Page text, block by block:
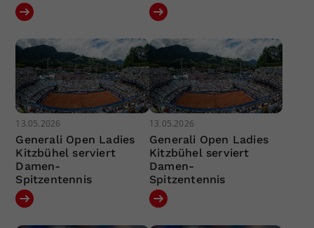
13.05.2026
Generali Open Ladies
Kitzbühel serviert
Damen-
Spitzentennis
13.05.2026
Generali Open Ladies
Kitzbühel serviert
Damen-
Spitzentennis